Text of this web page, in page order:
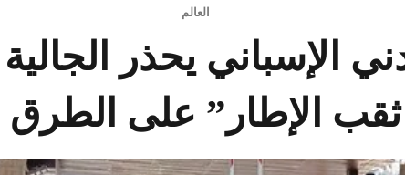
العالم
الإسباني يحذر
الإطار” على الطرق